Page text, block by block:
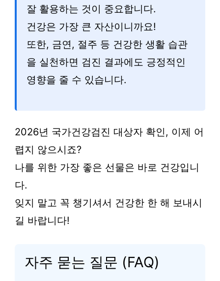
잘 활용하는 것이 중요합니다.
건강은 가장 큰 자산이니까요!
또한, 금연, 절주 등 건강한 생활 습관
을 실천하면 검진 결과에도 긍정적인
영향을 줄 수 있습니다.
2026년 국가건강검진 대상자 확인, 이제 어
렵지 않으시죠?
나를 위한 가장 좋은 선물은 바로 건강입니
다.
잊지 말고 꼭 챙기셔서 건강한 한 해 보내시
길 바랍니다!
자주 묻는 질문 (FAQ)